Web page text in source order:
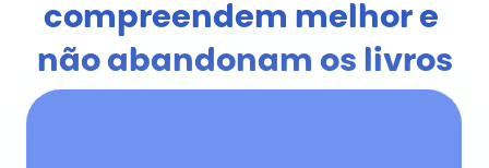
compreendem melhor e
não abandonam os livros